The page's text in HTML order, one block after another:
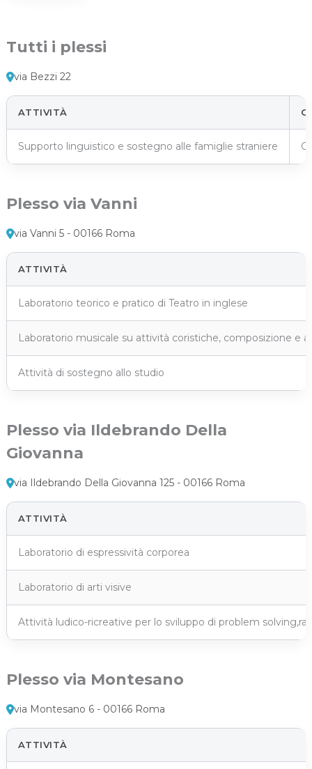
Tutti i plessi
via Bezzi 22
ATTIVITÀ
Supporto linguistico e sostegno alle famiglie straniere
Plesso via Vanni
via Vanni 5 - 00166 Roma
ATTIVITÀ
Laboratorio teorico e pratico di Teatro in inglese
Laboratorio musicale su attività coristiche, composizione e
Attività di sostegno allo studio
Plesso via Ildebrando Della
Giovanna
via Ildebrando Della Giovanna 125 - 00166 Roma
ATTIVITÀ
Laboratorio di espressività corporea
Laboratorio di arti visive
Attività ludico-ricreative per lo sviluppo di problem
Plesso via Montesano
via Montesano 6 - 00166 Roma
ATTIVITÀ